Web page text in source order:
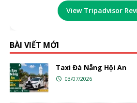
View Tripadvisor
BÀI VIẾT MỚI
Taxi Đà Nẵng Hội An
03/07/2026